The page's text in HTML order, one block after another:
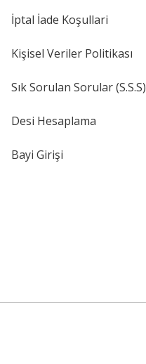
İptal İade Koşullari
Kişisel Veriler Politikası
Sık Sorulan Sorular (S.S.S)
Desi Hesaplama
Bayi Girişi